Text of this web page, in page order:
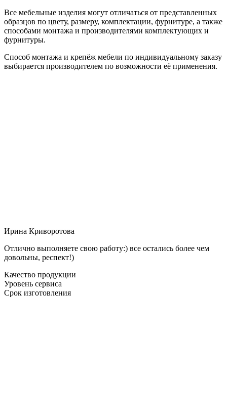
Все мебельные изделия могут отличаться от представленных
образцов по цвету, размеру, комплектации, фурнитуре, а также
способами монтажа и производителями комплектующих и
фурнитуры.
Способ монтажа и крепёж мебели по индивидуальному заказу
выбирается производителем по возможности её применения.
Ирина Криворотова
Отлично выполняете свою работу:) все остались более чем
довольны, респект!)
Качество продукции
Уровень сервиса
Срок изготовления